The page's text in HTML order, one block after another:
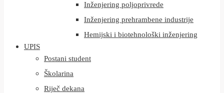
Inženjering poljoprivrede
Inženjering prehrambene industrije
Hemijski i biotehnološki inženjering
UPIS
Postani student
Školarina
Riječ dekana